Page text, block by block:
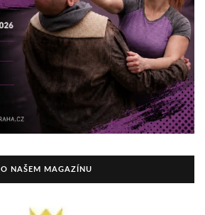
O NAŠEM MAGAZÍNU